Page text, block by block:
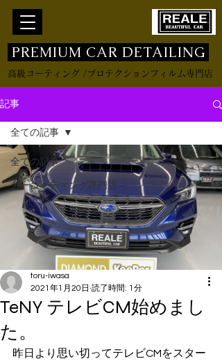
​ PREMIUM CAR DETAILING
高級コーティング /プロテクションフィルム専門店
記事
全ての記事
カーコーティング専門店
全ての記事
TeNY テレビCM始めまし
た。
toru-iwasa
2021年1月20日 読了時間: 1分
昨日より思い切ってテレビCMをスター